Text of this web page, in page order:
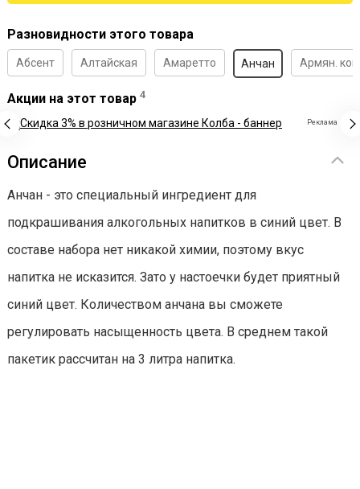
Разновидности этого товара
Абсент Алтайская Амаретто Анчан Армян.
Акции на этот товар 4
Реклама
Описание
Анчан - это специальный ингредиент для
подкрашивания алкогольных напитков в синий цвет. В
составе набора нет никакой химии, поэтому вкус
напитка не исказится. Зато у настоечки будет приятный
синий цвет. Количеством анчана вы сможете
регулировать насыщенность цвета. В среднем такой
пакетик рассчитан на 3 литра напитка.